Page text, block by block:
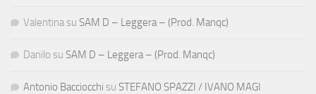
Valentina su SAM D – Leggera – (Prod. Manqc)
Danilo su SAM D – Leggera – (Prod. Manqc)
Antonio Bacciocchi su STEFANO SPAZZI / IVANO MAGI